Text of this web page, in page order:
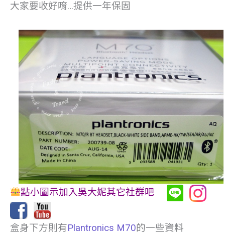
大家要收好唷…提供一年保固
點小圖示加入吳大妮其它社群吧
盒身下方則有Plantronics M70的一些資料